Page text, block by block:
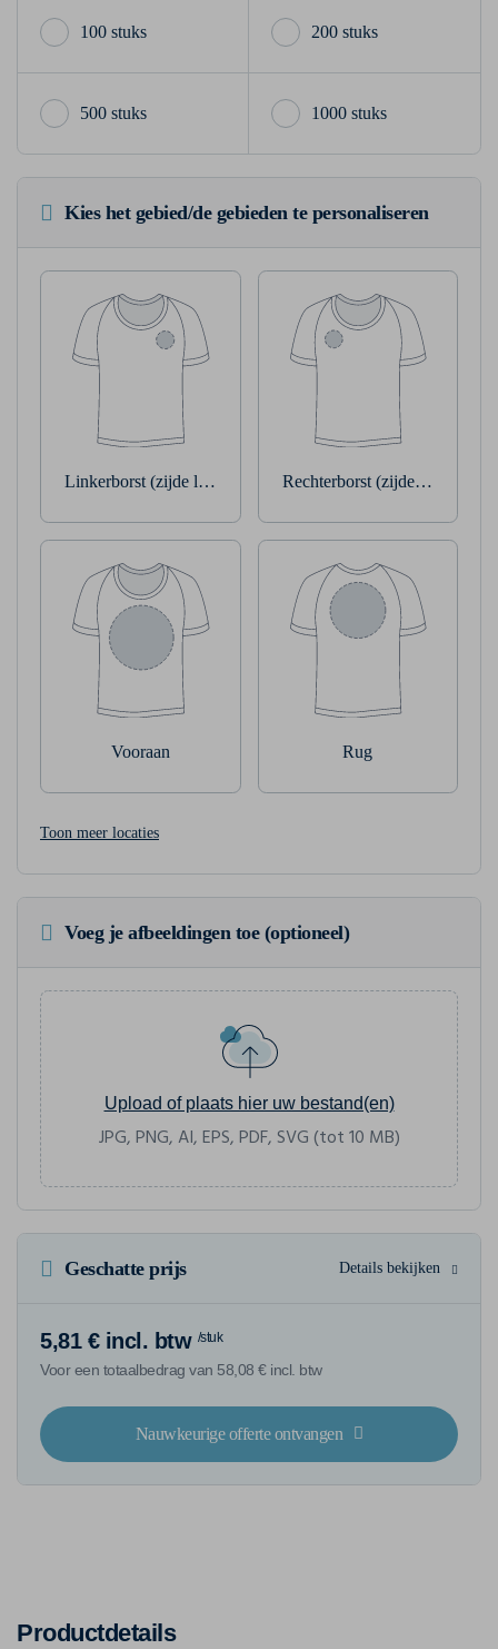
100 stuks 200 stuks
500 stuks 1000 stuks
Kies het gebied/de gebieden te personaliseren
Linkerborst (zijde linkerarm) Rechterborst (zijde
Vooraan Rug
Toon meer locaties
Voeg je afbeeldingen toe (optioneel)
Upload of plaats hier uw bestand(en)
JPG, PNG, AI, EPS, PDF, SVG (tot 10 MB)
Geschatte prijs Details bekijken
5,81 € incl. btw /stuk
Voor een totaalbedrag van 58,08 € incl. btw
Nauwkeurige offerte ontvangen
Productdetails